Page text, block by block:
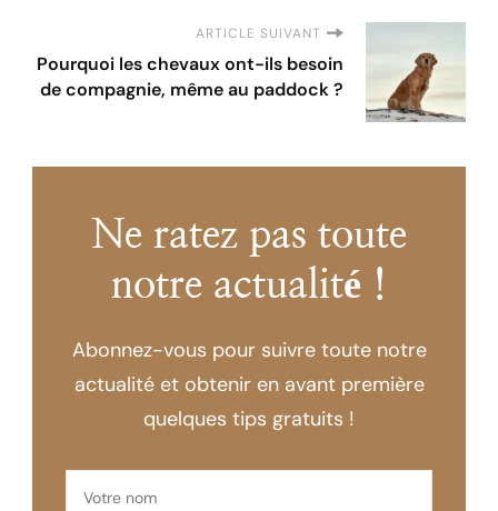
ARTICLE SUIVANT
Pourquoi les chevaux ont-ils besoin
de compagnie, même au paddock ?
Ne ratez pas toute
notre actualité !
Abonnez-vous pour suivre toute notre
actualité et obtenir en avant première
quelques tips gratuits !